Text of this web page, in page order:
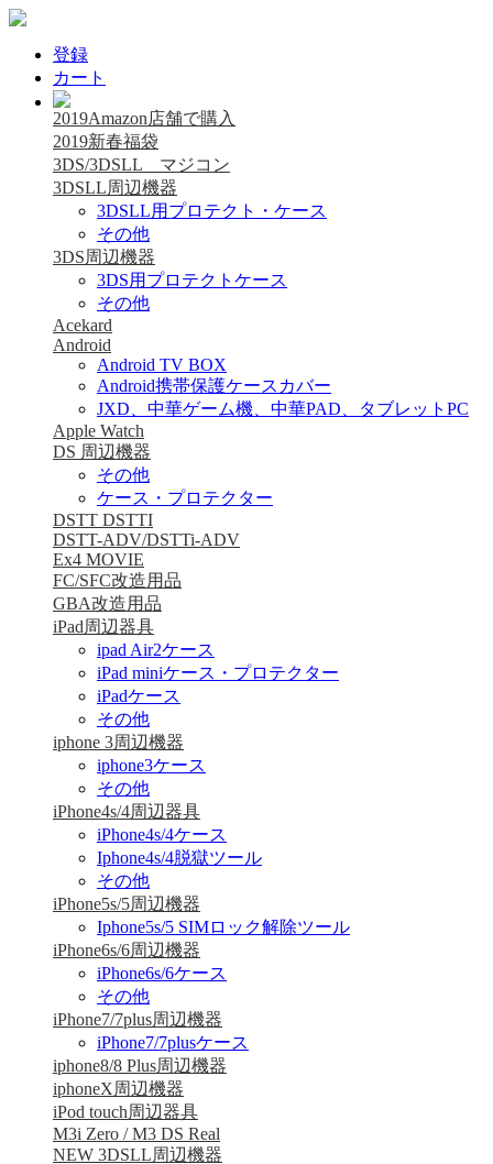
登録
カート
2019Amazon店舗で購入
2019新春福袋
3DS/3DSLL マジコン
3DSLL周辺機器
3DSLL用プロテクト・ケース
その他
3DS周辺機器
3DS用プロテクトケース
その他
Acekard
Android
Android TV BOX
Android携帯保護ケースカバー
JXD、中華ゲーム機、中華PAD、タブレットPC
Apple Watch
DS 周辺機器
その他
ケース・プロテクター
DSTT DSTTI
DSTT-ADV/DSTTi-ADV
Ex4 MOVIE
FC/SFC改造用品
GBA改造用品
iPad周辺器具
ipad Air2ケース
iPad miniケース・プロテクター
iPadケース
その他
iphone 3周辺機器
iphone3ケース
その他
iPhone4s/4周辺器具
iPhone4s/4ケース
Iphone4s/4脱獄ツール
その他
iPhone5s/5周辺機器
Iphone5s/5 SIMロック解除ツール
iPhone6s/6周辺機器
iPhone6s/6ケース
その他
iPhone7/7plus周辺機器
iPhone7/7plusケース
iphone8/8 Plus周辺機器
iphoneX周辺機器
iPod touch周辺器具
M3i Zero / M3 DS Real
NEW 3DSLL周辺機器